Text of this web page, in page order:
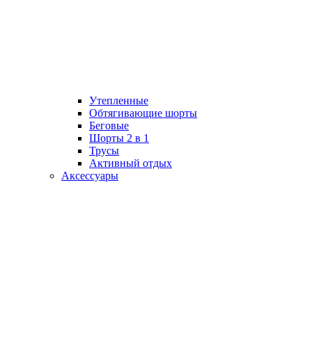
Утепленные
Обтягивающие шорты
Беговые
Шорты 2 в 1
Трусы
Активный отдых
Аксессуары